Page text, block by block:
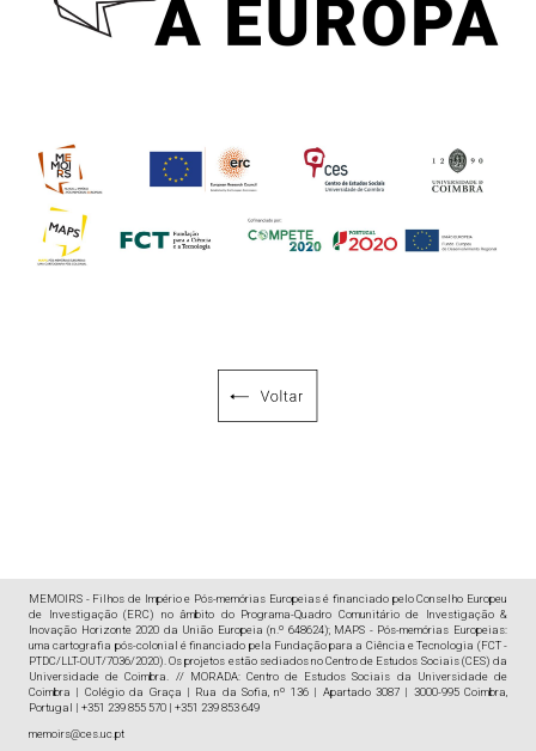
MEMOIRS - Filhos de Império e Pós-memórias Europeias é financiado pelo Conselho Europeu
de Investigação (ERC) no âmbito do Programa-Quadro Comunitário de Investigação &
Inovação Horizonte 2020 da União Europeia (n.º 648624); MAPS - Pós-memórias Europeias:
uma cartografia pós-colonial é financiado pela Fundação para a Ciência e Tecnologia (FCT -
PTDC/LLT-OUT/7036/2020). Os projetos estão sediados no Centro de Estudos Sociais (CES) da
Universidade de Coimbra. // MORADA: Centro de Estudos Sociais da Universidade de
Coimbra | Colégio da Graça | Rua da Sofia, nº 136 | Apartado 3087 | 3000-995 Coimbra,
Portugal | +351 239 855 570 | +351 239 853 649
memoirs@ces.uc.pt